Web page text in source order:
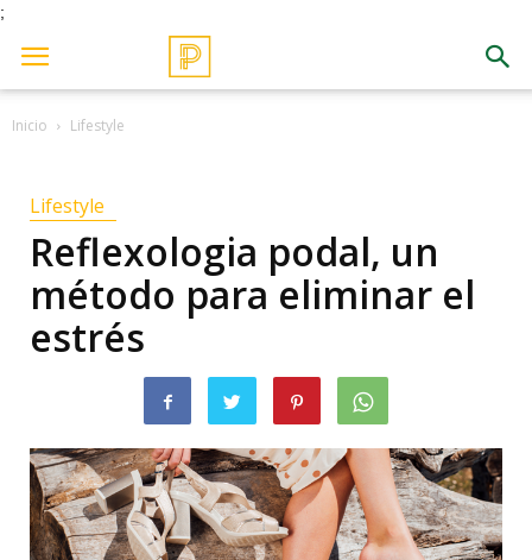
;
Inicio Lifestyle
Lifestyle
Reflexologia podal, un
método para eliminar el
estrés